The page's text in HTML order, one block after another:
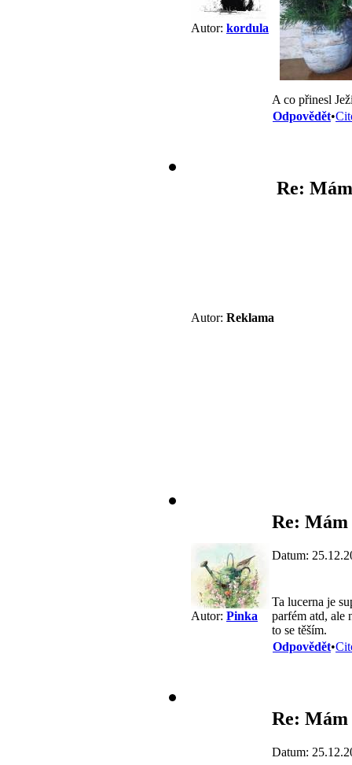
Autor: kordula
A co přinesl
Odpovědět•
Autor: Reklama
Re:
Autor: Pinka
Re: Mám
Datum:
Ta lucerna je
parfém atd, ale
to se těším.
Odpovědět•
Re: Mám
Datum: